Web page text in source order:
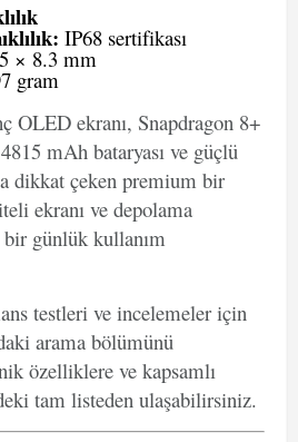
IP68 sertifikası
× 8.3 mm
gram
OLED ekranı, Snapdragon 8+
mAh bataryası ve güçlü
dikkat çeken premium bir
ekranı ve depolama
günlük kullanım
testleri ve incelemeler için
arama bölümünü
özelliklere ve kapsamlı
tam listeden ulaşabilirsiniz.